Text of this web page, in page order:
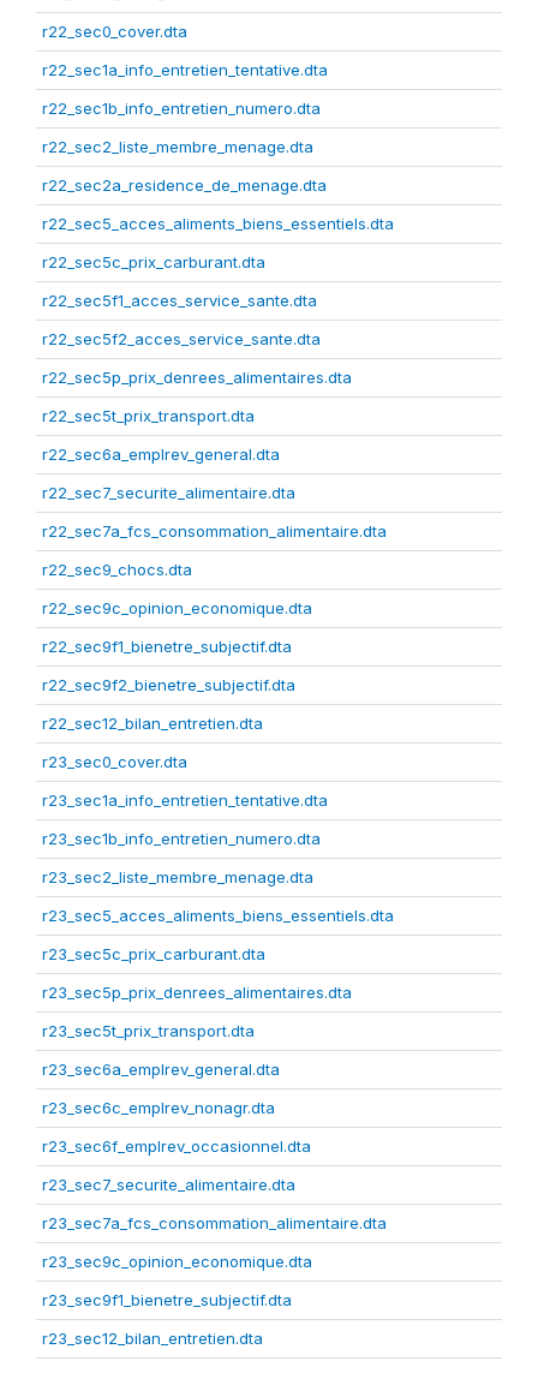
r22_sec0_cover.dta
r22_sec1a_info_entretien_tentative.dta
r22_sec1b_info_entretien_numero.dta
r22_sec2_liste_membre_menage.dta
r22_sec2a_residence_de_menage.dta
r22_sec5_acces_aliments_biens_essentiels.dta
r22_sec5c_prix_carburant.dta
r22_sec5f1_acces_service_sante.dta
r22_sec5f2_acces_service_sante.dta
r22_sec5p_prix_denrees_alimentaires.dta
r22_sec5t_prix_transport.dta
r22_sec6a_emplrev_general.dta
r22_sec7_securite_alimentaire.dta
r22_sec7a_fcs_consommation_alimentaire.dta
r22_sec9_chocs.dta
r22_sec9c_opinion_economique.dta
r22_sec9f1_bienetre_subjectif.dta
r22_sec9f2_bienetre_subjectif.dta
r22_sec12_bilan_entretien.dta
r23_sec0_cover.dta
r23_sec1a_info_entretien_tentative.dta
r23_sec1b_info_entretien_numero.dta
r23_sec2_liste_membre_menage.dta
r23_sec5_acces_aliments_biens_essentiels.dta
r23_sec5c_prix_carburant.dta
r23_sec5p_prix_denrees_alimentaires.dta
r23_sec5t_prix_transport.dta
r23_sec6a_emplrev_general.dta
r23_sec6c_emplrev_nonagr.dta
r23_sec6f_emplrev_occasionnel.dta
r23_sec7_securite_alimentaire.dta
r23_sec7a_fcs_consommation_alimentaire.dta
r23_sec9c_opinion_economique.dta
r23_sec9f1_bienetre_subjectif.dta
r23_sec12_bilan_entretien.dta